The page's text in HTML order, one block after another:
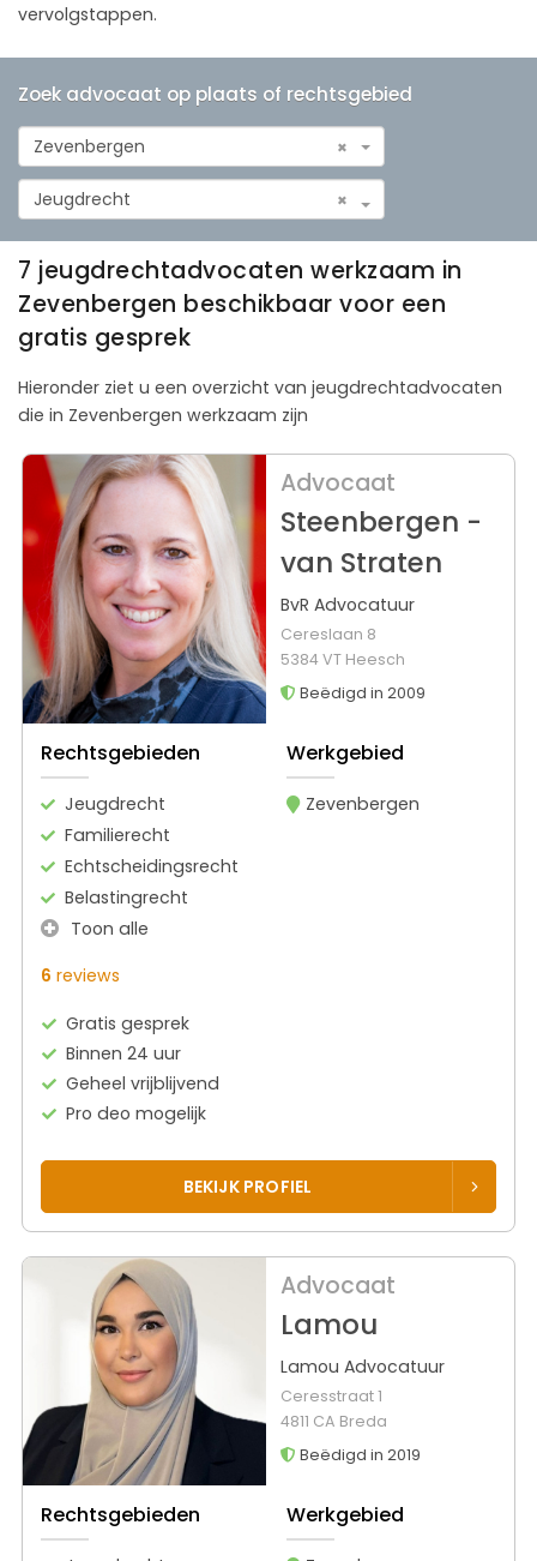
vervolgstappen.
Zoek advocaat op plaats of rechtsgebied
×
Zevenbergen
×
Jeugdrecht
7 jeugdrechtadvocaten werkzaam in
Zevenbergen beschikbaar voor een
gratis gesprek
Hieronder ziet u een overzicht van jeugdrechtadvocaten
die in Zevenbergen werkzaam zijn
Advocaat
Steenbergen -
van Straten
BvR Advocatuur
Cereslaan 8
5384 VT Heesch
Beëdigd in 2009
Rechtsgebieden
Jeugdrecht
Familierecht
Echtscheidingsrecht
Belastingrecht
Toon alle
Werkgebied
Zevenbergen
6 reviews
Gratis gesprek
Binnen 24 uur
Geheel vrijblijvend
Pro deo mogelijk
BEKIJK PROFIEL
Advocaat
Lamou
Lamou Advocatuur
Ceresstraat 1
4811 CA Breda
Beëdigd in 2019
Rechtsgebieden Werkgebied